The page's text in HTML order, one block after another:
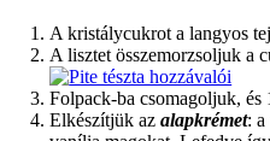
A kristálycukrot a langyos
A lisztet összemorzsoljuk a
Folpack-ba csomagoljuk, és
Elkészítjük azalapkrémet: a